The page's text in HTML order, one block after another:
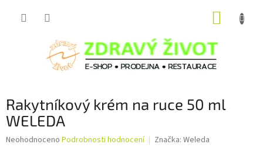
Rakytníkový krém na ruce 50 ml
WELEDA
Průměrné
Neohodnoceno Podrobnosti hodnocení Značka: Weleda